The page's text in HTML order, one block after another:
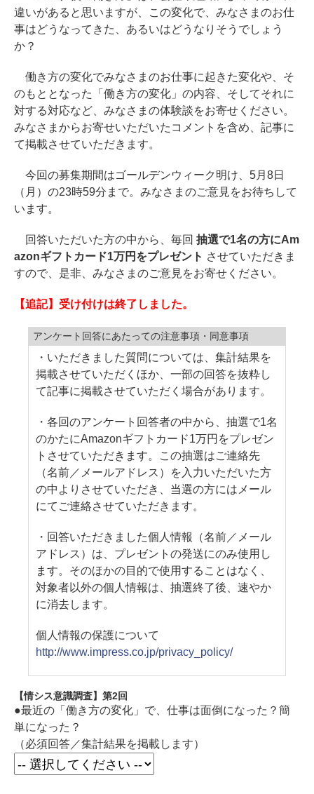
違いがあると思いますが、この変化で、みなさまのお仕
事はどうなってきた、あるいはどうなりそうでしょう
か？
働き方の変化でみなさまのお仕事に起きた変化や、そ
のもととなった「働き方の変化」の内容、そしてそれに
対する対応など、みなさまの体験談をお寄せください。
みなさまからお寄せいただいたコメントを含め、記事に
て掲載させていただきます。
今回の募集期間はゴールデンウィーク明け、5月8日
（月）の23時59分まで。みなさまのご意見をお待ちして
います。
回答いただいた方の中から、毎回 抽選で1名の方にAm
azonギフトカード1万円をプレゼント させていただきま
すので、是非、みなさまのご意見をお寄せください。
【追記】受け付けは終了しました。
アンケート回答にあたっての注意事項・同意事項
・いただきました質問については、集計結果を
掲載させていただくほか、一部の回答を抜粋し
て記事に掲載させていただく場合があります。
・各回のアンケート回答者の中から、抽選で1名
のかたにAmazonギフトカード1万円をプレゼン
トさせていただきます。この抽選はご連絡先
（名前／メールアドレス）を入力いただいた方
の中よりさせていただき、当選の方にはメール
にてご連絡させていただきます。
・回答いただきました個人情報（名前／メール
アドレス）は、プレゼントの発送にのみ使用し
ます。そのほかの目的で使用することはなく、
対象者以外の個人情報は、抽選終了後、速やか
に消去します。
個人情報の保護について
http://www.impress.co.jp/privacy_policy/
【情シス意識調査】第2回
●最近の「働き方の変化」で、仕事は面倒になった？簡
単になった？
（必須回答／集計結果を掲載します）